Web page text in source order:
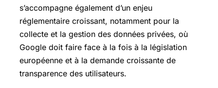
s’accompagne également d’un enjeu
réglementaire croissant, notamment pour la
collecte et la gestion des données privées, où
Google doit faire face à la fois à la législation
européenne et à la demande croissante de
transparence des utilisateurs.